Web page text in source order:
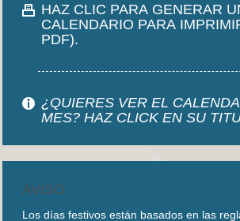
HAZ CLIC PARA GENERAR
CALENDARIO PARA
PDF).
¿QUIERES VER EL
MES? HAZ CLICK EN SU
AVISO
Los días festivos están basados en las